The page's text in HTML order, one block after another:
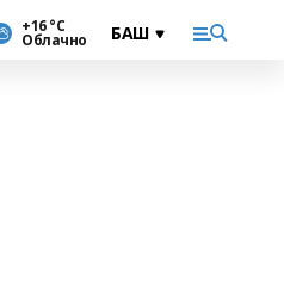
+16 °С
Облачно